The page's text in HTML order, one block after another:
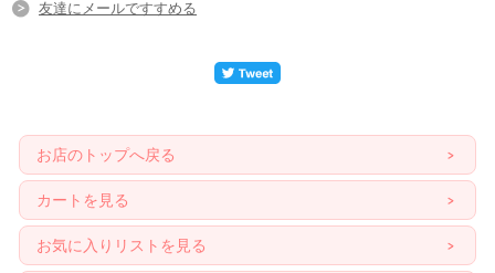
友達にメールですすめる
お店のトップへ戻る
カートを見る
お気に入りリストを見る